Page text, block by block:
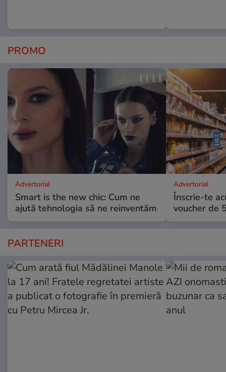
PROMO
Advertorial
Smart is the new chic: Cum ne
ajută tehnologia să ne reinventăm
Advertorial
Înscrie-te
voucher de
PARTENERI